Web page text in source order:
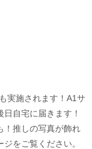
実施されます！A1サ
自宅に届きます！
！推しの写真が飾れ
をご覧ください。